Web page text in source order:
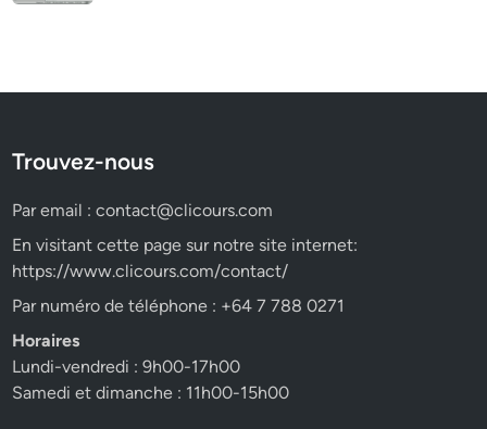
Trouvez-nous
Par email :contact@clicours.com
En visitant cette page sur notre site internet:
https://www.clicours.com/contact/
Par numéro de téléphone : +64 7 788 0271
Horaires
Lundi-vendredi : 9h00-17h00
Samedi et dimanche : 11h00-15h00